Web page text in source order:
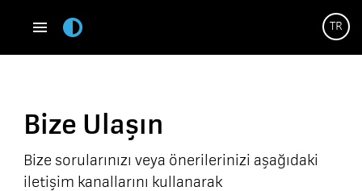
TR
Bize Ulaşın
Bize sorularınızı veya önerilerinizi aşağıdaki
iletişim kanallarını kullanarak